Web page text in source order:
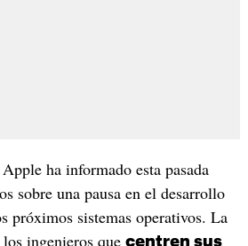
ha informado esta pasada
sobre una pausa en el desarrollo
próximos sistemas operativos. La
ingenieros que centren sus